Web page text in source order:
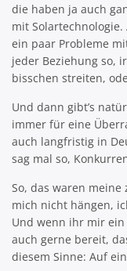
die haben ja auch
mit
ein paar Probleme
jeder Beziehung so,
bisschen streiten,
Und dann gibt’s
immer für eine
auch langfristig in
sag mal so,
So, das waren meine
mich nicht hängen,
Und wenn ihr mir
auch gerne bereit,
diesem Sinne: Auf